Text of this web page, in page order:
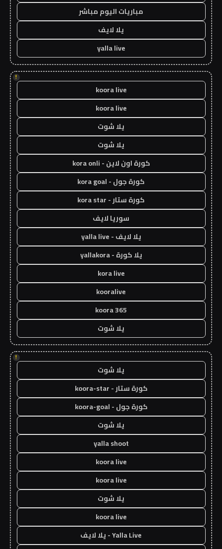
مباريات اليوم مباشر
يلا لايف
yalla live
!
koora live
koora live
يلا شوت
يلا شوت
كورة اون لاين - kora onli
كورة جول - kora goal
كورة ستار - kora star
سوريا لايف
يلا لايف - yalla live
يلا كورة - yallakora
kora live
kooralive
koora 365
يلا شوت
!
يلا شوت
كورة ستار - koora-star
كورة جول - koora-goal
يلا شوت
yalla shoot
koora live
koora live
يلا شوت
koora live
Yalla Live - يلا لايف